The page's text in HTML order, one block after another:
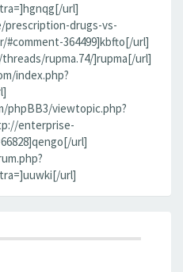
url]
prescription-drugs-vs-
364499]kbfto[/url]
rupma.74/]rupma[/url]
index.php?
phpBB3/viewtopic.php?
enterprise-
url]
url]